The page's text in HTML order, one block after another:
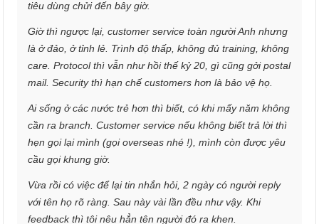
tiêu dùng chửi đến bây giờ.
Giờ thì ngược lại, customer service toàn người Anh nhưng
là ở đảo, ở tỉnh lẻ. Trình độ thấp, không đủ training, không
care. Protocol thì vẫn như hồi thế kỷ 20, gì cũng gởi postal
mail. Security thì hạn chế customers hơn là bảo vệ họ.
Ai sống ở các nước trẻ hơn thì biết, có khi mấy năm không
cần ra branch. Customer service nếu không biết trả lời thì
hẹn gọi lại mình (gọi overseas nhé !), mình còn được yêu
cầu gọi khung giờ.
Vừa rồi có việc để lại tin nhắn hỏi, 2 ngày có người reply
với tên họ rõ ràng. Sau này vài lần đều như vậy. Khi
feedback thì tôi nêu hẳn tên người đó ra khen.